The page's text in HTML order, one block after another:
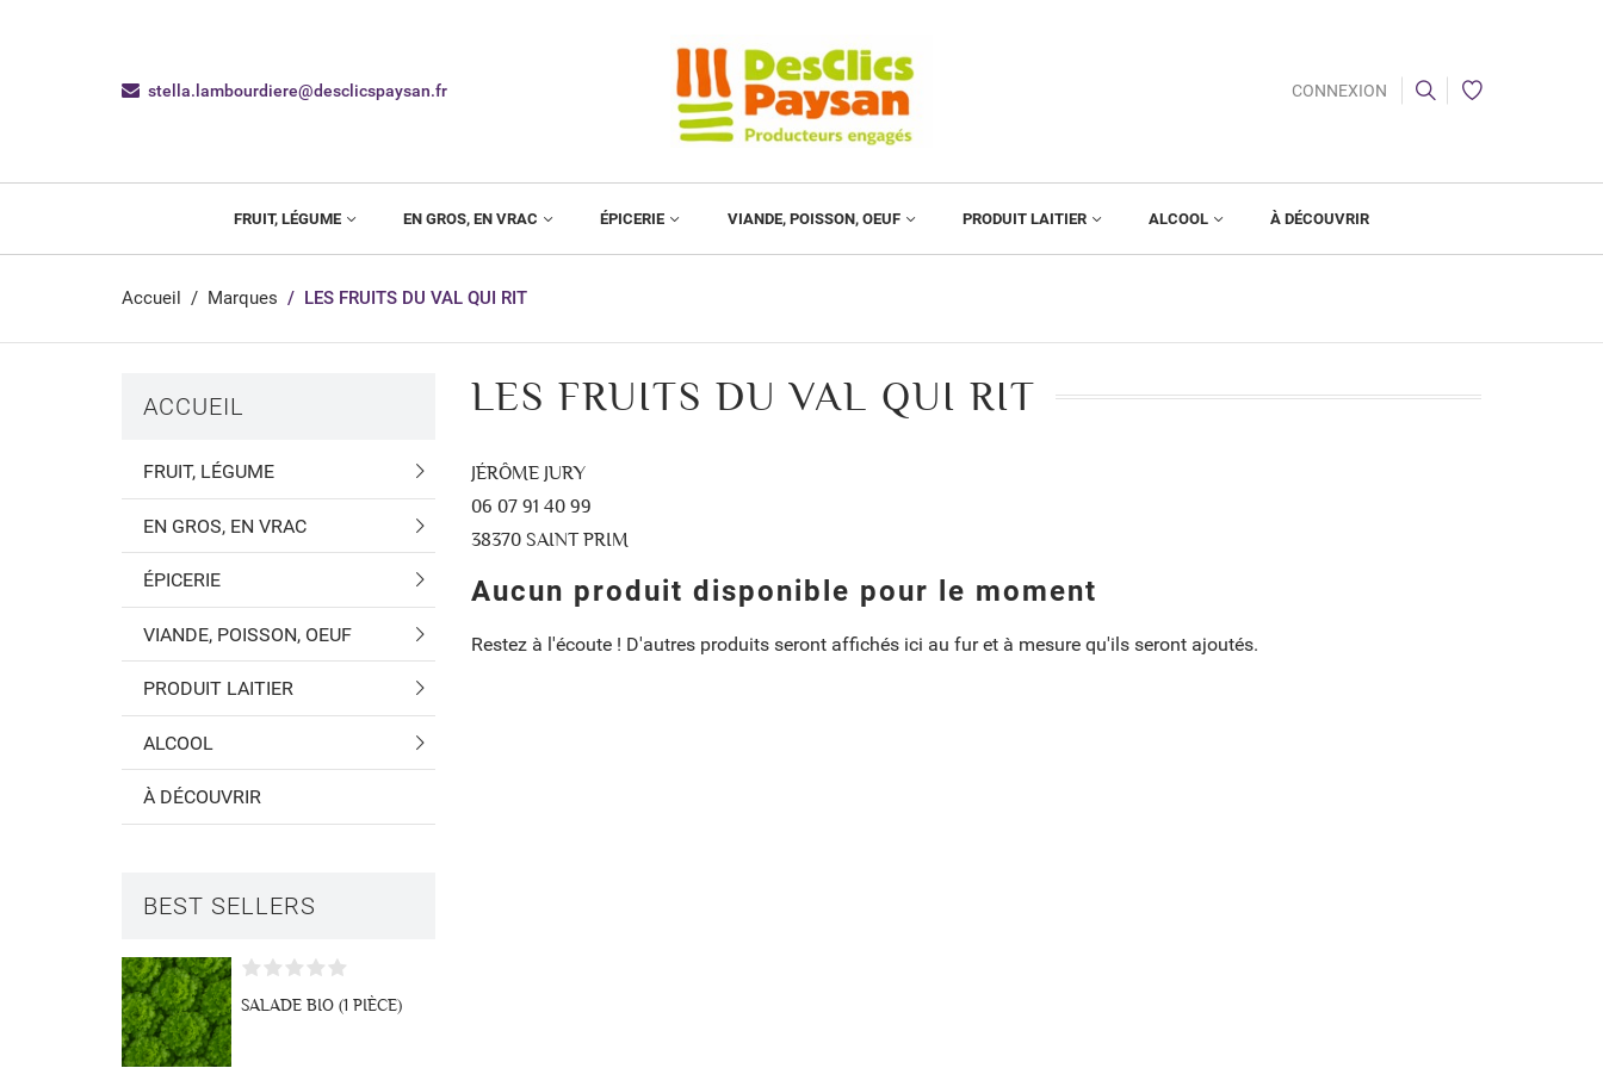
stella.lambourdiere@desclicspaysan.fr CONNEXION
FRUIT, LÉGUME EN GROS, EN VRAC ÉPICERIE VIANDE, POISSON, OEUF PRODUIT LAITIER ALCOOL À DÉCOUVRIR
Accueil Marques LES FRUITS DU VAL QUI RIT
ACCUEIL
FRUIT, LÉGUME
EN GROS, EN VRAC
ÉPICERIE
VIANDE, POISSON, OEUF
PRODUIT LAITIER
ALCOOL
À DÉCOUVRIR
BEST SELLERS
SALADE BIO (1 PIÈCE)
LES FRUITS DU VAL QUI RIT
JÉRÔME JURY
06 07 91 40 99
38370 SAINT PRIM
Aucun produit disponible pour le moment
Restez à l'écoute ! D'autres produits seront affichés ici au fur et à mesure qu'ils seront ajoutés.